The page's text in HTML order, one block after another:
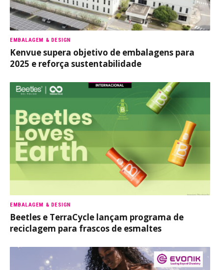
EMBALAGEM & DESIGN
Kenvue supera objetivo de embalagens para
2025 e reforça sustentabilidade
EMBALAGEM & DESIGN
Beetles e TerraCycle lançam programa de
reciclagem para frascos de esmaltes